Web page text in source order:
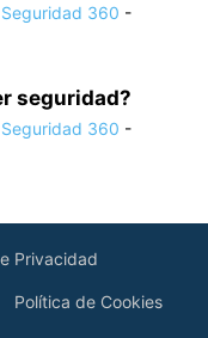
360 -
seguridad?
360 -
Privacidad
Política de Cookies